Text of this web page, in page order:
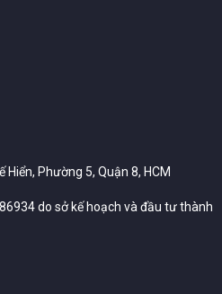
Phường 5, Quận 8, HCM
do sở kế hoạch và đầu tư thành